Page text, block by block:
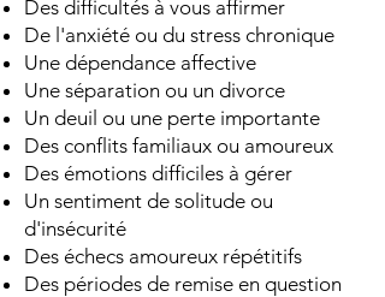
Des difficultés à vous affirmer
De l'anxiété ou du stress chronique
Une dépendance affective
Une séparation ou un divorce
Un deuil ou une perte importante
Des conflits familiaux ou amoureux
Des émotions difficiles à gérer
Un sentiment de solitude ou
d'insécurité
Des échecs amoureux répétitifs
Des périodes de remise en question